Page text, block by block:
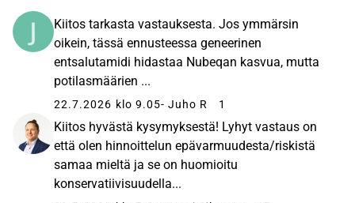
Kiitos tarkasta vastauksesta. Jos ymmärsin
oikein, tässä ennusteessa geneerinen
entsalutamidi hidastaa Nubeqan kasvua, mutta
potilasmäärien ...
22.7.2026 klo 9.05- Juho R 1
Kiitos hyvästä kysymyksestä! Lyhyt vastaus on
että olen hinnoittelun epävarmuudesta/riskistä
samaa mieltä ja se on huomioitu
konservatiivisuudella...